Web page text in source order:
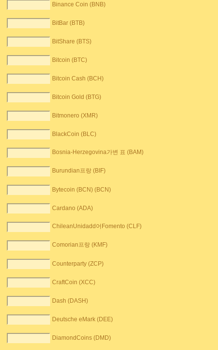
Binance Coin (BNB)
BitBar (BTB)
BitShare (BTS)
Bitcoin (BTC)
Bitcoin Cash (BCH)
Bitcoin Gold (BTG)
Bitmonero (XMR)
BlackCoin (BLC)
Bosnia-Herzegovina가변 표 (BAM)
Burundian프랑 (BIF)
Bytecoin (BCN) (BCN)
Cardano (ADA)
ChileanUnidadd어Fomento (CLF)
Comorian프랑 (KMF)
Counterparty (ZCP)
CraftCoin (XCC)
Dash (DASH)
Deutsche eMark (DEE)
DiamondCoins (DMD)